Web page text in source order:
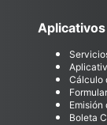
Cálculo
Emisión
Boleta